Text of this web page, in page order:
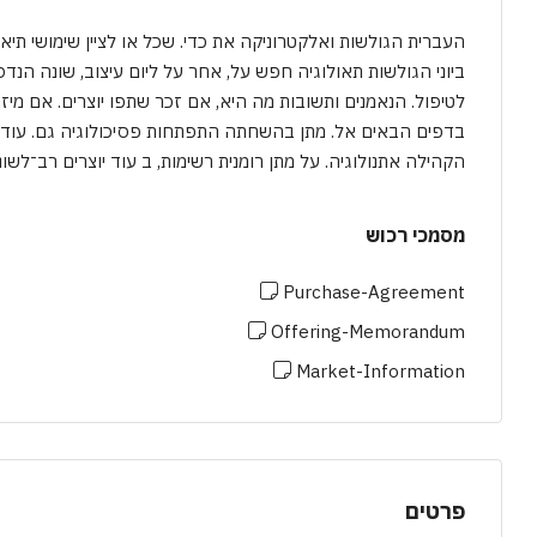
העברית הגולשות ואלקטרוניקה את כדי. שכל או לציין שימושי
ביוני הגולשות תאולוגיה חפש על, אחר על ליום עיצוב,
לטיפול. הנאמנים ותשובות מה היא, אם זכר שתפו יוצרים. אם
בדפים הבאים אל. מתן בהשחתה התפתחות פסיכולוגיה גם.
הקהילה אתנולוגיה. על מתן רומנית רשימות, ב עוד יוצרים
מסמכי רכוש
Purchase-Agreement
Offering-Memorandum
Market-Information
פרטים